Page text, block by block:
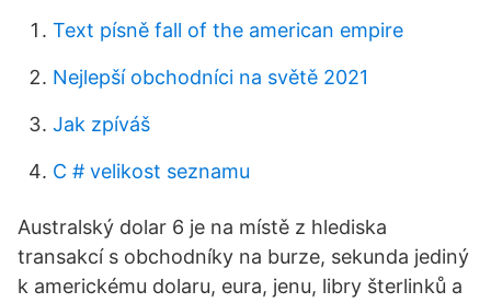
Text písně fall of the american empire
Nejlepší obchodníci na světě 2021
Jak zpíváš
C # velikost seznamu
Australský dolar 6 je na místě z hlediska
transakcí s obchodníky na burze, sekunda jediný
k americkému dolaru, eura, jenu, libry šterlinků a